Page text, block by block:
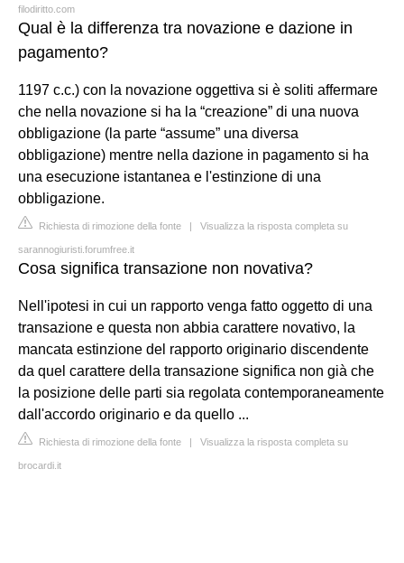
filodiritto.com
Qual è la differenza tra novazione e dazione in
pagamento?
1197 c.c.) con la novazione oggettiva si è soliti affermare
che nella novazione si ha la “creazione” di una nuova
obbligazione (la parte “assume” una diversa
obbligazione) mentre nella dazione in pagamento si ha
una esecuzione istantanea e l'estinzione di una
obbligazione.
Richiesta di rimozione della fonte | Visualizza la risposta completa su
sarannogiuristi.forumfree.it
Cosa significa transazione non novativa?
Nell'ipotesi in cui un rapporto venga fatto oggetto di una
transazione e questa non abbia carattere novativo, la
mancata estinzione del rapporto originario discendente
da quel carattere della transazione significa non già che
la posizione delle parti sia regolata contemporaneamente
dall'accordo originario e da quello ...
Richiesta di rimozione della fonte | Visualizza la risposta completa su
brocardi.it